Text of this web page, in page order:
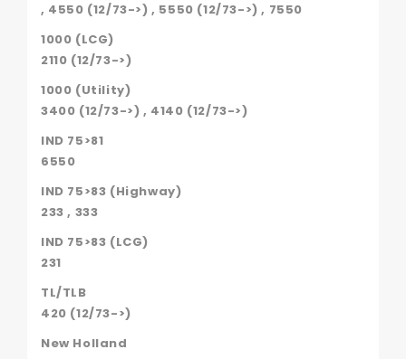
, 4550 (12/73->) , 5550 (12/73->) , 7550
1000 (LCG)
2110 (12/73->)
1000 (Utility)
3400 (12/73->) , 4140 (12/73->)
IND 75>81
6550
IND 75>83 (Highway)
233 , 333
IND 75>83 (LCG)
231
TL/TLB
420 (12/73->)
New Holland